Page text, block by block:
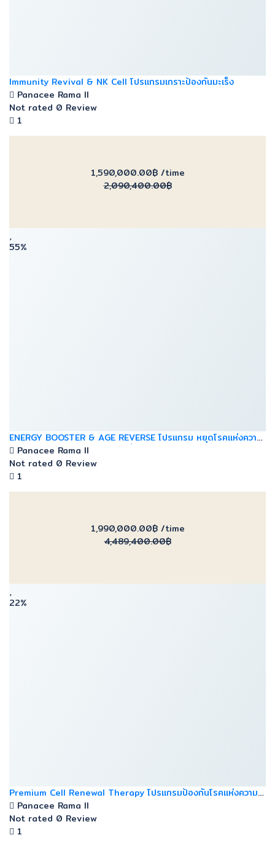
Immunity Revival & NK Cell โปรแกรมเกราะป้องกันมะเร็ง
Panacee Rama ll
Not rated 0 Review
1
1,590,000.00฿ /time
2,090,400.00฿
55%
ENERGY BOOSTER & AGE REVERSE โปรแกรม หยุดโรคแห่งความ
ทรมาน กอบกู้ พร้อมชะลอความเสื่อมในระดับเซลล์ ย้อนวัยให้สุขภาพ
Panacee Rama ll
Not rated 0 Review
1
1,990,000.00฿ /time
4,489,400.00฿
22%
Premium Cell Renewal Therapy โปรแกรมป้องกันโรคแห่งความ
ชราภาพ
Panacee Rama ll
Not rated 0 Review
1